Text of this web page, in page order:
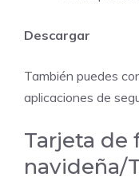
Descargar
También puedes
aplicaciones de
Tarjeta de
navideña/